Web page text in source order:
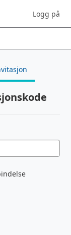
Sign in to
Logg på